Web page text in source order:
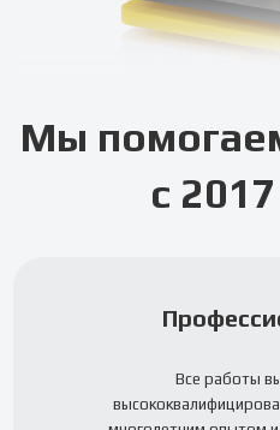
Мы
с
Все работы